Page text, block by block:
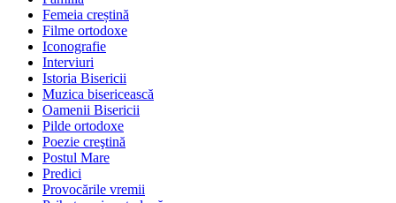
Femeia creștină
Filme ortodoxe
Iconografie
Interviuri
Istoria Bisericii
Muzica bisericească
Oamenii Bisericii
Pilde ortodoxe
Poezie creştină
Postul Mare
Predici
Provocările vremii